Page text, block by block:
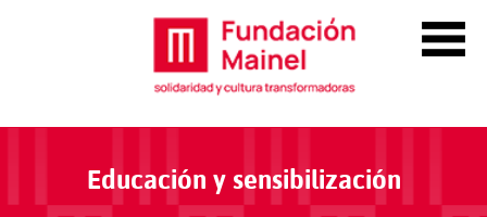
Educación y sensibilización